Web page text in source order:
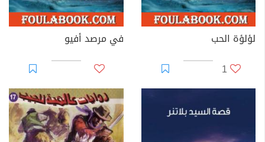
لؤلؤة الحب
1
في مرصد أفيو